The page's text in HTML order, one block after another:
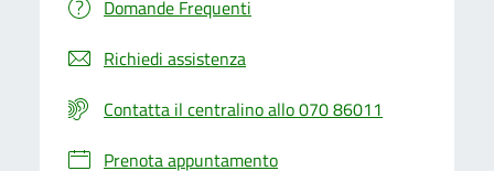
Domande Frequenti
Richiedi assistenza
Contatta il centralino allo 070 86011
Prenota appuntamento